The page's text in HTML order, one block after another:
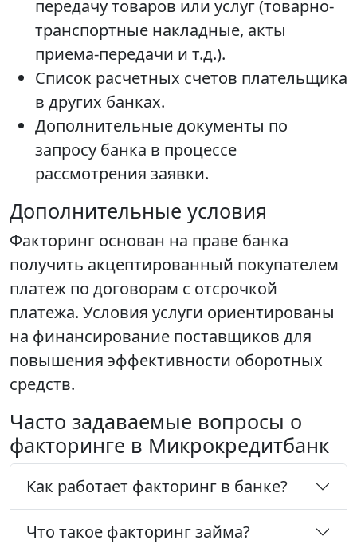
передачу товаров или услуг (товарно-
транспортные накладные, акты
приема-передачи и т.д.).
Список расчетных счетов плательщика
в других банках.
Дополнительные документы по
запросу банка в процессе
рассмотрения заявки.
Дополнительные условия
Факторинг основан на праве банка
получить акцептированный покупателем
платеж по договорам с отсрочкой
платежа. Условия услуги ориентированы
на финансирование поставщиков для
повышения эффективности оборотных
средств.
Часто задаваемые вопросы о
факторинге в Микрокредитбанк
Как работает факторинг в банке?
Что такое факторинг займа?